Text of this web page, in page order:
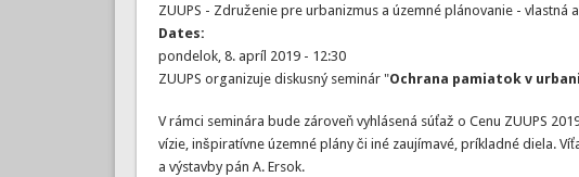
ZUUPS - Združenie pre urbanizmus a územné plánovanie - vlastná
Dates:
pondelok, 8. apríl 2019 - 12:30
ZUUPS organizuje diskusný seminár "Ochrana pamiatok v
V rámci seminára bude zároveň vyhlásená súťaž o Cenu ZUUPS
vízie, inšpiratívne územné plány či iné zaujímavé, príkladné diela.
a výstavby pán A. Ersok.